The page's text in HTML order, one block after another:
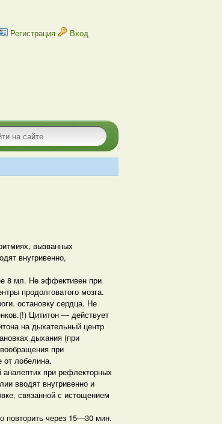
Регистрация Вход
вызванных
внугривенно,
8 мл. Не эффективен при
продолговатого мозга.
остановку сердца. Не
Цититон — действует
на дыхательный центр
дыхания (при
при
от лобелина.
при рефлекторных
вводят внугривенно и
связанной с истощением
повторить через 15—30 мин.